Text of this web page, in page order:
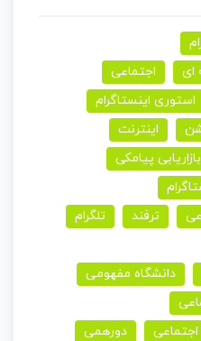
ای
اجتماعی
استوری اینستاگرام
اینترنت
بازاریابی پیامکی
ترفند
تلگرام
دانشگاه مفهومی
دورهمی